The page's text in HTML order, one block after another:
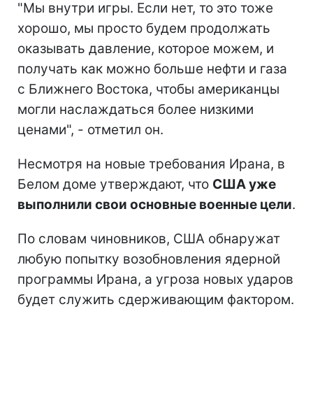
"Мы внутри игры. Если нет, то это тоже
хорошо, мы просто будем продолжать
оказывать давление, которое можем, и
получать как можно больше нефти и газа
с Ближнего Востока, чтобы американцы
могли наслаждаться более низкими
ценами", - отметил он.
Несмотря на новые требования Ирана, в
Белом доме утверждают, что США уже
выполнили свои основные военные цели.
По словам чиновников, США обнаружат
любую попытку возобновления ядерной
программы Ирана, а угроза новых ударов
будет служить сдерживающим фактором.